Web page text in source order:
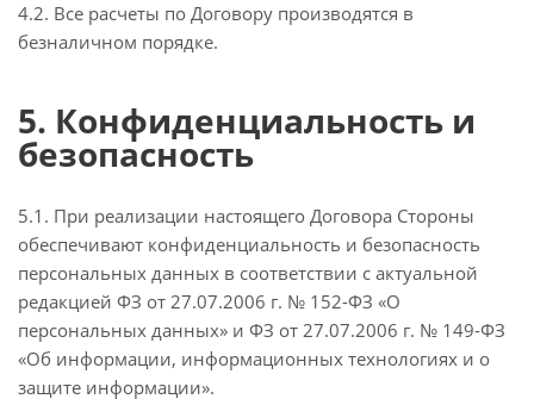
4.2. Все расчеты по Договору производятся в
безналичном порядке.
5. Конфиденциальность и
безопасность
5.1. При реализации настоящего Договора Стороны
обеспечивают конфиденциальность и безопасность
персональных данных в соответствии с актуальной
редакцией ФЗ от 27.07.2006 г. № 152-ФЗ «О
персональных данных» и ФЗ от 27.07.2006 г. № 149-ФЗ
«Об информации, информационных технологиях и о
защите информации».